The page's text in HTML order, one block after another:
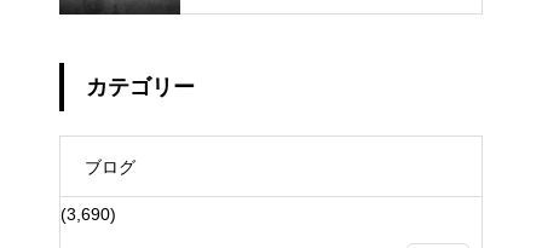
カテゴリー
ブログ
(3,690)